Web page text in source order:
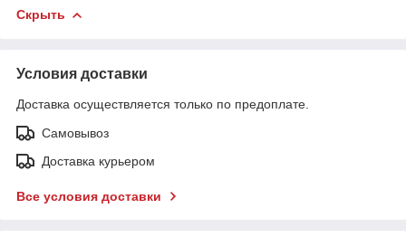
Скрыть
Условия доставки
Доставка осуществляется только по предоплате.
Самовывоз
Доставка курьером
Все условия доставки